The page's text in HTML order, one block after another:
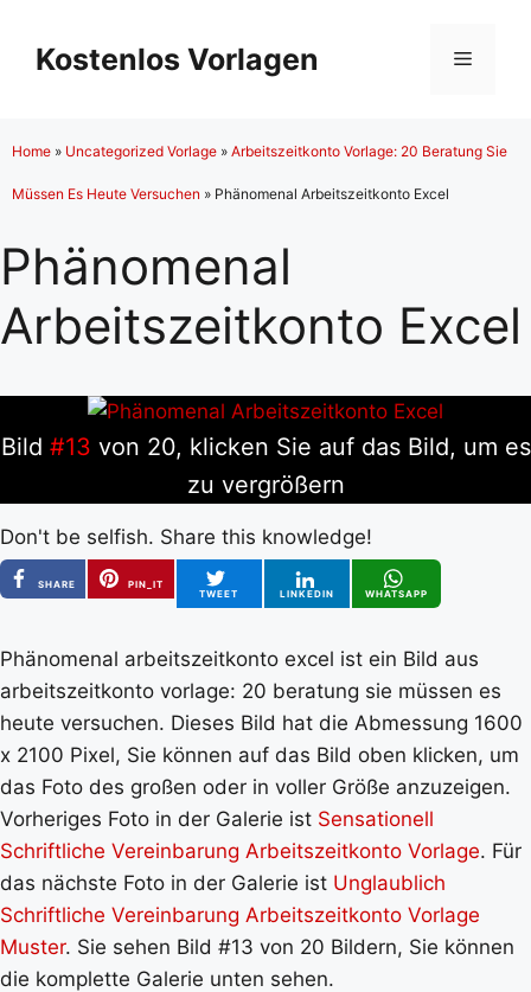
Inhalt
springen
Kostenlos Vorlagen Menü
Home » Uncategorized Vorlage » Arbeitszeitkonto Vorlage: 20 Beratung Sie
Müssen Es Heute Versuchen » Phänomenal Arbeitszeitkonto Excel
Phänomenal
Arbeitszeitkonto Excel
Bild #13 von 20, klicken Sie auf das Bild, um es
zu vergrößern
Don't be selfish. Share this knowledge!
SHARE
PIN_IT
TWEET
LINKEDIN WHATSAPP
Phänomenal arbeitszeitkonto excel ist ein Bild aus
arbeitszeitkonto vorlage: 20 beratung sie müssen es
heute versuchen. Dieses Bild hat die Abmessung 1600
x 2100 Pixel, Sie können auf das Bild oben klicken, um
das Foto des großen oder in voller Größe anzuzeigen.
Vorheriges Foto in der Galerie ist Sensationell
Schriftliche Vereinbarung Arbeitszeitkonto Vorlage. Für
das nächste Foto in der Galerie ist Unglaublich
Schriftliche Vereinbarung Arbeitszeitkonto Vorlage
Muster. Sie sehen Bild #13 von 20 Bildern, Sie können
die komplette Galerie unten sehen.